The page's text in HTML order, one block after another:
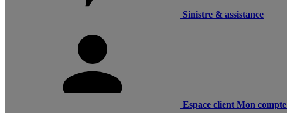
Sinistre & assistance
Espace client Mon compte